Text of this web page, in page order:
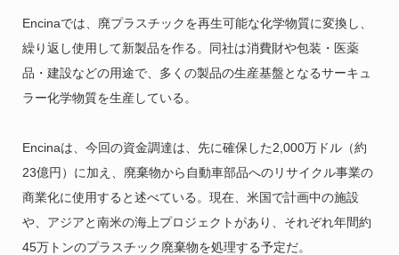
Encinaでは、廃プラスチックを再生可能な化学物質に変換し、
繰り返し使用して新製品を作る。同社は消費財や包装・医薬
品・建設などの用途で、多くの製品の生産基盤となるサーキュ
ラー化学物質を生産している。
Encinaは、今回の資金調達は、先に確保した2,000万ドル（約
23億円）に加え、廃棄物から自動車部品へのリサイクル事業の
商業化に使用すると述べている。現在、米国で計画中の施設
や、アジアと南米の海上プロジェクトがあり、それぞれ年間約
45万トンのプラスチック廃棄物を処理する予定だ。